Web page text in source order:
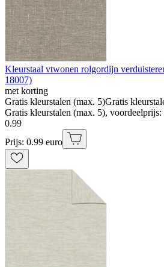
Kleurstaal vtwonen rolgordijn
18007)
met korting
Gratis kleurstalen (max. 5)Gratis
Gratis kleurstalen (max. 5),
0.99
Prijs: 0.99 euro